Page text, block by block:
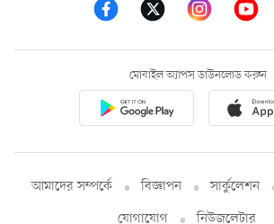
মোবাইল অ্যাপস ডাউনলোড করুন
আমাদের সম্পর্কে বিজ্ঞাপন সার্কুলেশন
যোগাযোগ
নিউজলেটার